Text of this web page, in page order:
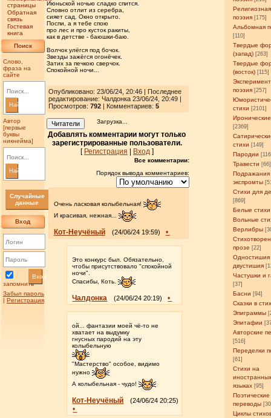
страницы
Обратная
связь
Гостевая
книга
Поиск
Слово,
фраза на
сайте
Найти
Автор
[первые
буквы
никнейма]
Найти
Случайные
данные
Вход
запомнить
Вход
Забыл пароль
| Регистрация
Религиозная
поэзия [175]
Альбомная
[110]
Твердые
(запад) [263]
Твердые
(восток) [115]
поэзия [257]
стихи [2101]
[2369]
стихи [149]
Пародии
Травести [66]
Подражания
экспромты
Стихи для
[869]
Белые стихи
Вольные
Верлибры
прозе [22]
Одностишия
двустишия
Частушки и
[37]
Басни [94]
Сказки в
Эпиграммы
Эпитафии
Авторские
[516]
Переделки
[61]
Стихи на
языках [95]
Поэтические
переводы
Циклы
Июньской ночью сладко спится.
Словно отлит из серебра,
сияет сад. Окно открыто.
Поспи, а я тебе спою
про лес и про кусток ракиты,
как в детстве - баюшки-баю.
Волчок улёгся под бочок.
Звезды зажёгся огонёчек.
Затих за печкою сверчок.
Спокойной ночи...
Опубликовано: 23/06/24, 20:46 | Последнее
редактирование: Чалдонка 23/06/24, 20:49 |
Просмотров: 792| Комментариев: 5
Читатели Загрузка...
Добавлять комментарии могут только
зарегистрированные пользователи.
[ Регистрация Вход]
Все комментарии:
Порядок вывода комментариев:
Очень ласковая колыбельная!
И красивая, нежная...
Кот-Неучёный (24/06/24 19:59) •
Это конкурс был. Обязательно,
чтобы присутствовало "спокойной
ночи".
Спасибы, Коть.
Чалдонка (24/06/24 20:19) •
ой... фантазии моей чё-то не
хватает на выдумку
гнусных пародий на эту
колыбельную
"Мастерство" особое, видимо
нужно
А колыбельная - чудо!
Кот-Неучёный (24/06/24 20:25)
•